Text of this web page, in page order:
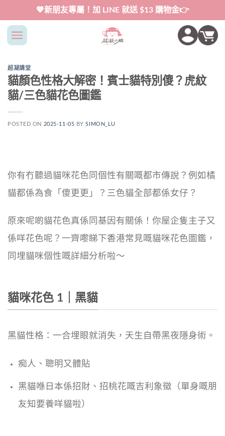
content
💖新朋友專屬！加 LINE 就送 $13 購物金👉
超凝講堂
貓顏色性格大解密！賓士貓特別傻？虎紋
貓/三色貓花色圖鑑
POSTED ON 2025-11-05 BYSIMON_LU
你有冇聽過貓咪花色同個性有關嘅都市傳說？例如橘
貓都係為食「傻更更」？三色貓全部都係女仔？
原來呢啲貓花色真係同基因有關係！你屋企隻主子又
係咩花色呢？一齊嚟睇下香港常見嘅貓咪花色圖鑑，
同埋貓咪個性嘅詳細分析啦～
貓咪花色 1｜黑貓
黑貓性格：一合埋眼就消失，天生自帶黑夜隱身術。
痴人、聰明又體貼
黑貓喺日本係招財、招桃花嘅吉利象徵（單身嘅朋
友知要養咩貓啦）